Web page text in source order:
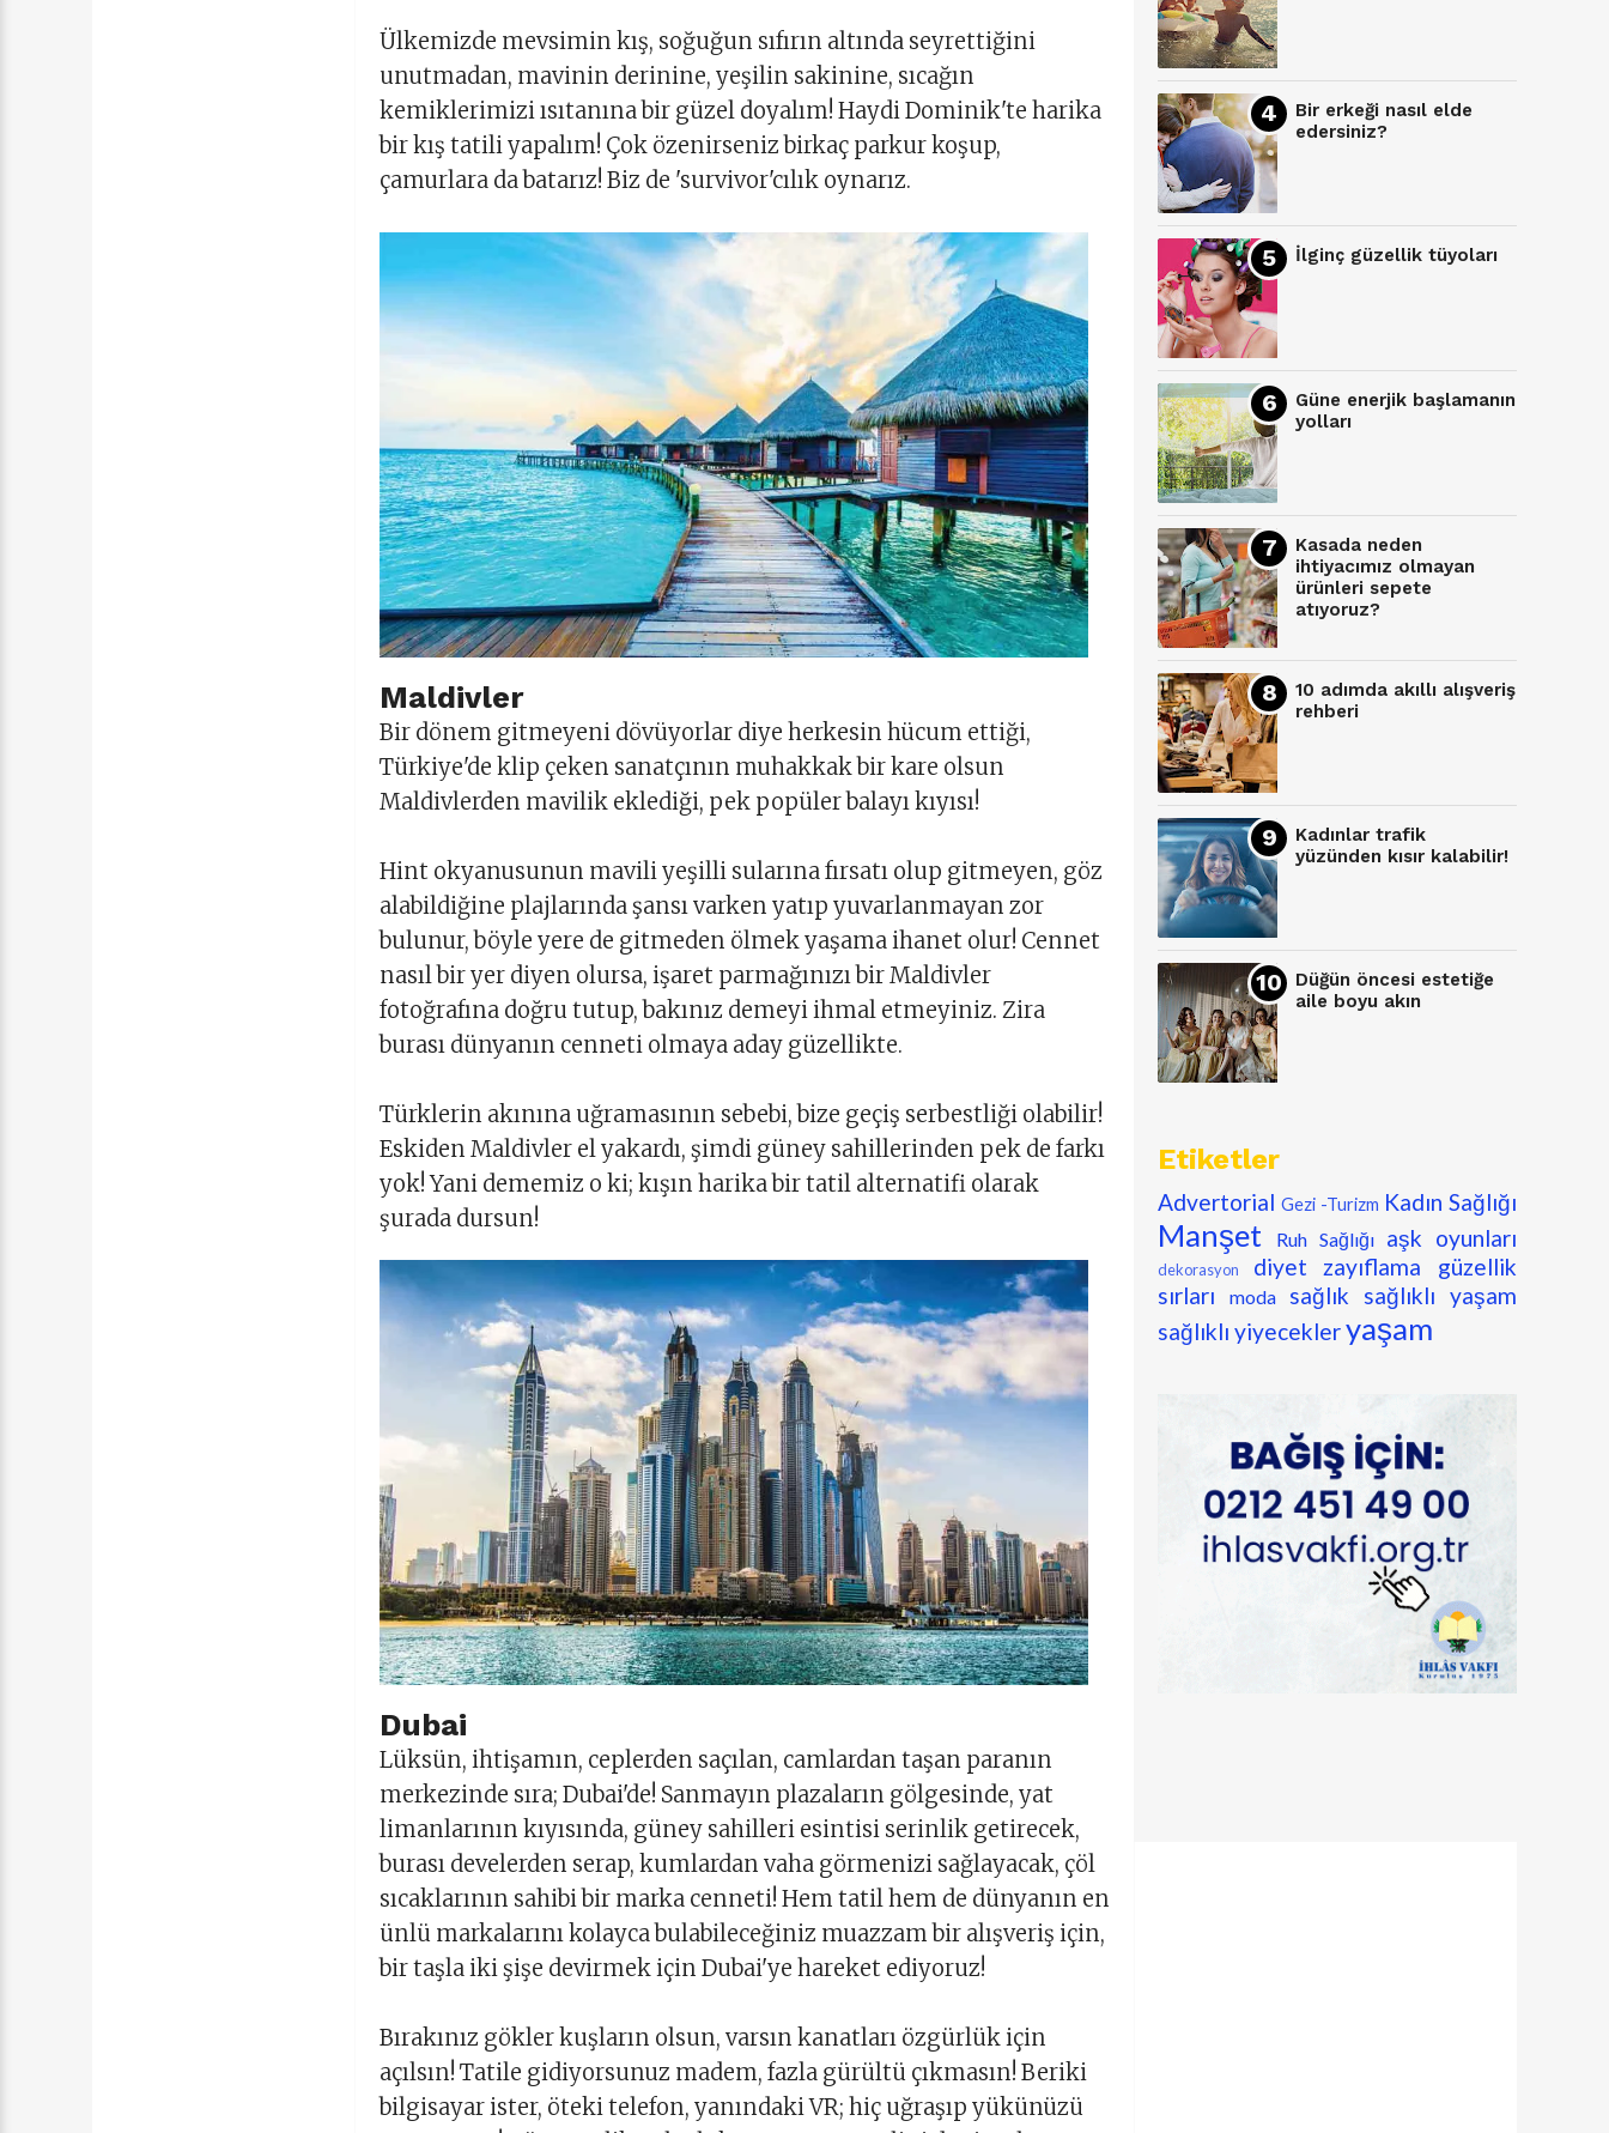
Ülkemizde mevsimin kış, soğuğun sıfırın altında seyrettiğini
unutmadan, mavinin derinine, yeşilin sakinine, sıcağın
kemiklerimizi ısıtanına bir güzel doyalım! Haydi Dominik'te harika
bir kış tatili yapalım! Çok özenirseniz birkaç parkur koşup,
çamurlara da batarız! Biz de 'survivor'cılık oynarız.
Maldivler
Bir dönem gitmeyeni dövüyorlar diye herkesin hücum ettiği,
Türkiye'de klip çeken sanatçının muhakkak bir kare olsun
Maldivlerden mavilik eklediği, pek popüler balayı kıyısı!
Hint okyanusunun mavili yeşilli sularına fırsatı olup gitmeyen, göz
alabildiğine plajlarında şansı varken yatıp yuvarlanmayan zor
bulunur, böyle yere de gitmeden ölmek yaşama ihanet olur! Cennet
nasıl bir yer diyen olursa, işaret parmağınızı bir Maldivler
fotoğrafına doğru tutup, bakınız demeyi ihmal etmeyiniz. Zira
burası dünyanın cenneti olmaya aday güzellikte.
Türklerin akınına uğramasının sebebi, bize geçiş serbestliği olabilir!
Eskiden Maldivler el yakardı, şimdi güney sahillerinden pek de farkı
yok! Yani dememiz o ki; kışın harika bir tatil alternatifi olarak
şurada dursun!
Dubai
Lüksün, ihtişamın, ceplerden saçılan, camlardan taşan paranın
merkezinde sıra; Dubai'de! Sanmayın plazaların gölgesinde, yat
limanlarının kıyısında, güney sahilleri esintisi serinlik getirecek,
burası develerden serap, kumlardan vaha görmenizi sağlayacak, çöl
sıcaklarının sahibi bir marka cenneti! Hem tatil hem de dünyanın en
ünlü markalarını kolayca bulabileceğiniz muazzam bir alışveriş için,
bir taşla iki şişe devirmek için Dubai'ye hareket ediyoruz!
Bırakınız gökler kuşların olsun, varsın kanatları özgürlük için
açılsın! Tatile gidiyorsunuz madem, fazla gürültü çıkmasın! Beriki
bilgisayar ister, öteki telefon, yanındaki VR; hiç uğraşıp yükünüzü
Bir erkeği nasıl elde
edersiniz?
İlginç güzellik tüyoları
Güne enerjik başlamanın
yolları
Kasada neden
ihtiyacımız olmayan
ürünleri sepete
atıyoruz?
10 adımda akıllı alışveriş
rehberi
Kadınlar trafik
yüzünden kısır kalabilir!
Düğün öncesi estetiğe
aile boyu akın
Etiketler
Advertorial Gezi -Turizm Kadın Sağlığı
Manşet Ruh Sağlığı aşk oyunları
dekorasyon diyet zayıflama
güzellik
sırları
moda sağlık
sağlıklı yaşam
sağlıklı yiyecekleryaşam